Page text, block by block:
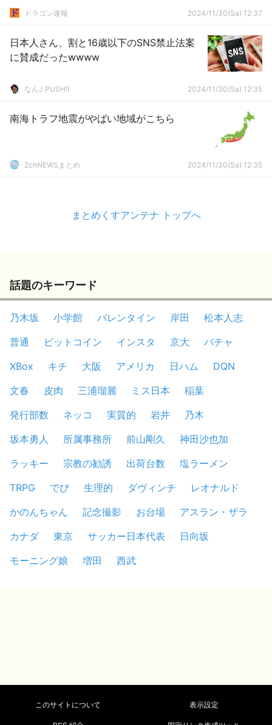
ドラゴン速報 2024/11/30(Sa) 12:37
日本人さん、割と16歳以下のSNS禁止法案
に賛成だったwwww
なんJ PUSH!! 2024/11/30(Sa) 12:35
南海トラフ地震がやばい地域がこちら
2chNEWSまとめ 2024/11/30(Sa) 12:35
まとめくすアンテナ トップへ
話題のキーワード
乃木坂 小学館 バレンタイン 岸田
松本人志
普通
ビットコイン インスタ 京大
バチャ
XBox
キチ 大阪 アメリカ 日ハム
DQN
文春
皮肉 三浦瑠麗 ミス日本
稲葉
発行部数
ネッコ 実質的 岩井
乃木
坂本勇人
所属事務所 前山剛久
神田沙也加
ラッキー
宗教の勧誘 出荷台数
塩ラーメン
TRPG
でび 生理的 ダヴィンチ
レオナルド
かのんちゃん
記念撮影 お台場
アスラン・ザラ
カナダ
東京 サッカー日本代表
日向坂
モーニング娘
増田 西武
このサイトについて 表示設定